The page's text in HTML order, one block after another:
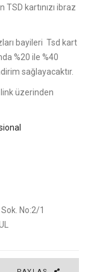
kartınızı ibraz
bayileri Tsd kart
%20 ile %40
sağlayacaktır.
üzerinden
No:2/1